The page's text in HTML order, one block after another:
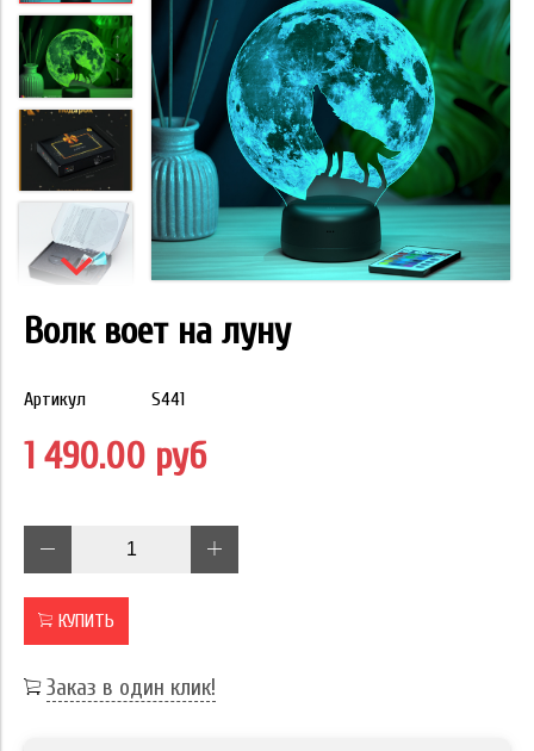
Волк воет на луну
Артикул S441
1 490.00 руб
КУПИТЬ
Заказ в один клик!